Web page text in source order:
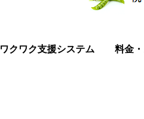
ワクワク支援システム 料金